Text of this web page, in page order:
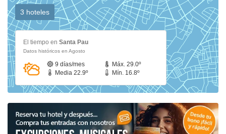
3 hoteles
El tiempo en Santa Pau
Datos históricos en Agosto
9 días/mes
Máx. 29.0º
Media 22.9º
Mín. 16.8º